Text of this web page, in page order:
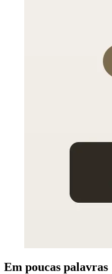
Em poucas palavras